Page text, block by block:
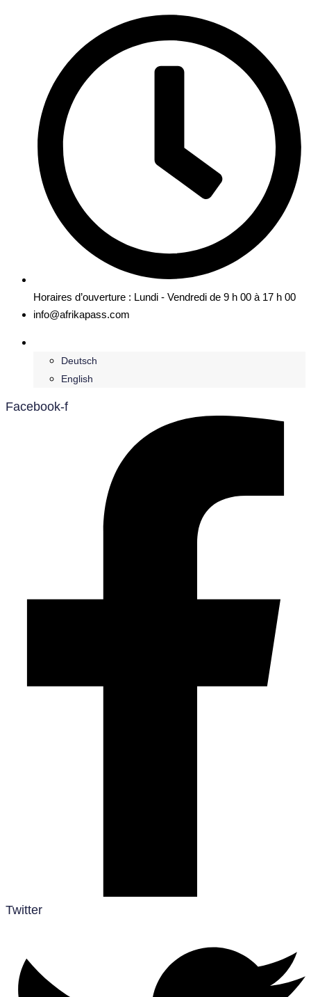
Horaires d’ouverture : Lundi - Vendredi de 9 h 00 à 17 h 00
info@afrikapass.com
Deutsch
English
Facebook-f
Twitter